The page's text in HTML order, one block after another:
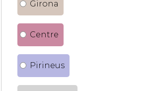
Girona
Centre
Pirineus